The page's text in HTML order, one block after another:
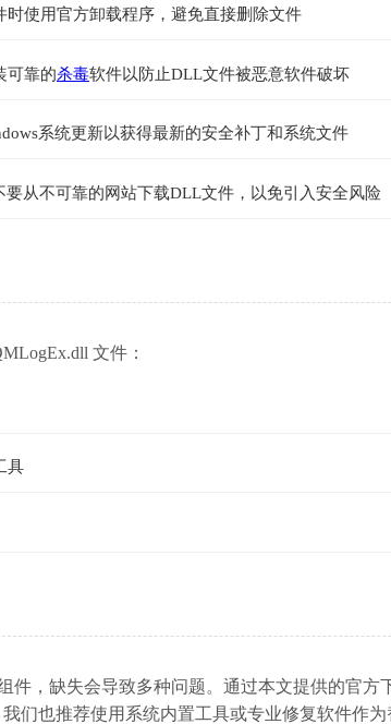
时使用官方卸载程序，避免直接删除文件
可靠的杀毒软件以防止DLL文件被恶意软件破坏
系统更新以获得最新的安全补丁和系统文件
要从不可靠的网站下载DLL文件，以免引入安全风险
文件：
具
件，缺失会导致多种问题。通过本文提供的官
们也推荐使用系统内置工具或专业修复软件作